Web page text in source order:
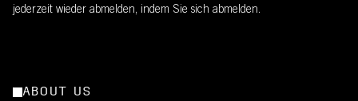
jederzeit wieder abmelden, indem Sie sich abmelden.
ABOUT US